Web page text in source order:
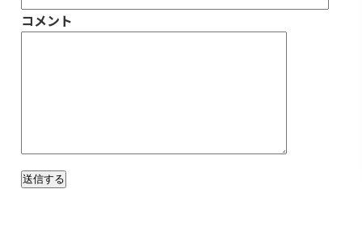
コメント